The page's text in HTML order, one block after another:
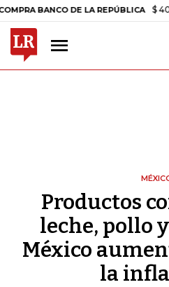
DE LA REPÚBLICA $
Productos
leche, pollo
México
la